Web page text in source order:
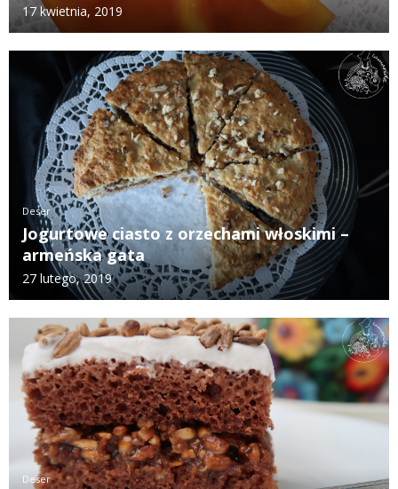
17 kwietnia, 2019
Deser
Jogurtowe ciasto z orzechami włoskimi –
armeńska gata
27 lutego, 2019
Deser